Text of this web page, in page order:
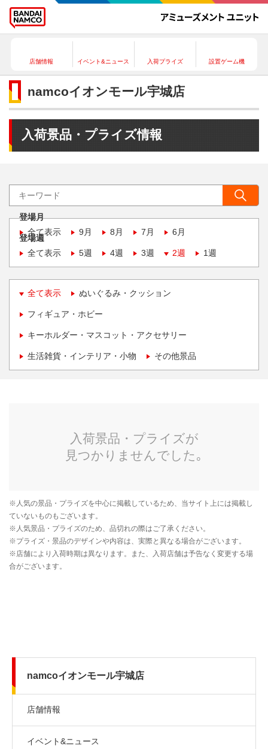
店舗情報 イベント&ニュース 入荷プライズ 設置ゲーム機
namcoイオンモール宇城店
入荷景品・プライズ情報
登場月
全て表示
9月 8月 7月 6月
登場週
全て表示
5週 4週 3週 2週 1週
全て表示 ぬいぐるみ・クッション
フィギュア・ホビー
キーホルダー・マスコット・アクセサリー
生活雑貨・インテリア・小物 その他景品
namcoイオンモール宇城店
店舗情報
イベント&ニュース